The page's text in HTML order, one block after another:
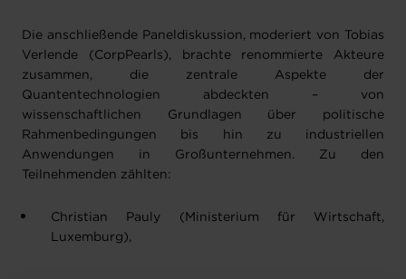
Die anschließende Paneldiskussion, moderiert von Tobias
Verlende (CorpPearls), brachte renommierte Akteure
zusammen, die zentrale Aspekte der
Quantentechnologien abdeckten – von
wissenschaftlichen Grundlagen über politische
Rahmenbedingungen bis hin zu industriellen
Anwendungen in Großunternehmen. Zu den
Teilnehmenden zählten:
Christian Pauly (Ministerium für Wirtschaft,
Luxemburg),